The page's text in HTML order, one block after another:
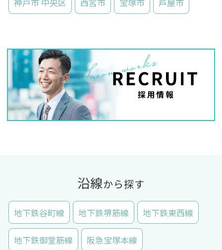
沿線から探す
地下鉄谷町線 地下鉄堺筋線 地下鉄東西線
地下鉄御堂筋線 阪急宝塚本線